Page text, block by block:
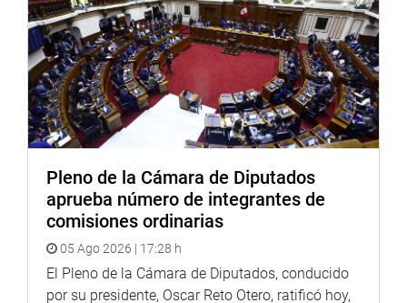
Pleno de la Cámara de Diputados
aprueba número de integrantes de
comisiones ordinarias
05 Ago 2026 | 17:28 h
El Pleno de la Cámara de Diputados, conducido
por su presidente, Oscar Reto Otero, ratificó hoy,